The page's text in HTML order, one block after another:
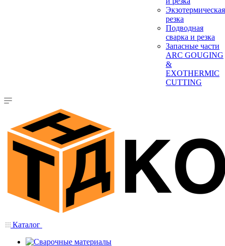
Экзотермическая
резка
Подводная
сварка и резка
Запасные части
ARC GOUGING
&
EXOTHERMIC
CUTTING
Каталог